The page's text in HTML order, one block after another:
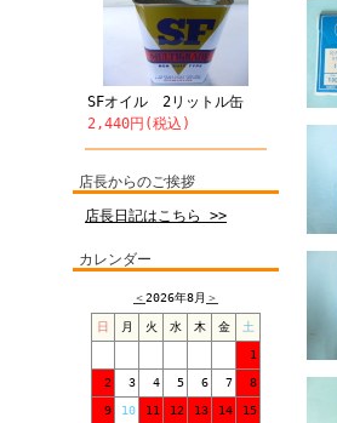
SFオイル 2リットル缶
2,440円(税込)
店長からのご挨拶
店長日記はこちら >>
カレンダー
＜2026年8月 ＞
日 月 火 水 木 金 土
1
2 3 4 5 6 7 8
9 10 11 12 13 14 15